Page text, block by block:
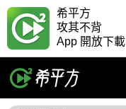
希平方
攻其不背
App 開放下